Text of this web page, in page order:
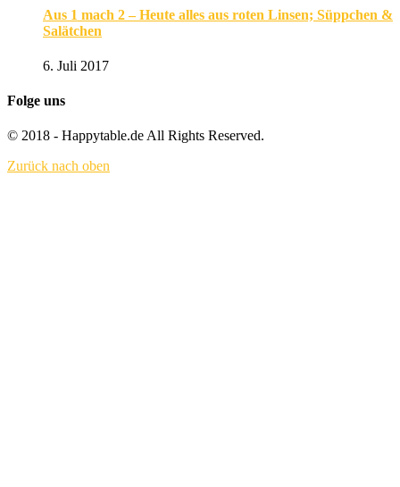
Aus 1 mach 2 – Heute alles aus roten Linsen; Süppchen &
Salätchen
6. Juli 2017
Folge uns
© 2018 - Happytable.de All Rights Reserved.
Zurück nach oben